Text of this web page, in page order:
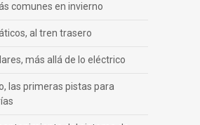
comunes en invierno
al tren trasero
más allá de lo eléctrico
las primeras pistas para